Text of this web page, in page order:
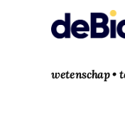
wetenschap •